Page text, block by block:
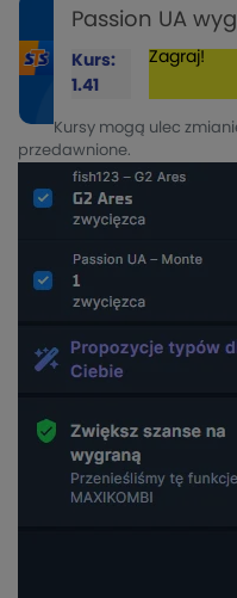
Passion UA
Kurs:
1.41
Zagraj!
Kursy mogą ulec
przedawnione.